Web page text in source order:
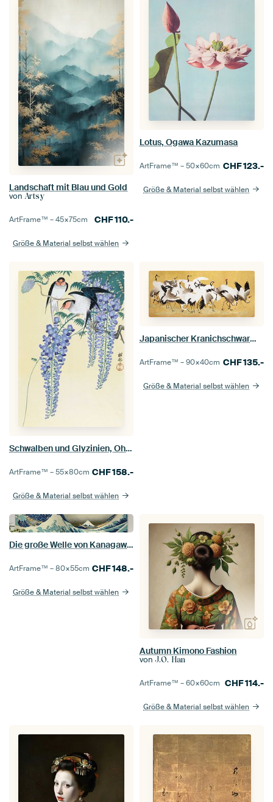
Landschaft mit Blau und Gold
von Artsy
ArtFrame™ –45×75cm CHF110.-
Größe & Material selbst wählen
Lotus, Ogawa Kazumasa
ArtFrame™ –50×60cm CHF123.-
Größe & Material selbst wählen
Schwalben und Glyzinien, Ohara Koson
ArtFrame™ –55×80cm CHF158.-
Größe & Material selbst wählen
Japanischer Kranichschwarm, Ishida Yūtei
ArtFrame™ –90×40cm CHF135.-
Größe & Material selbst wählen
Die große Welle von Kanagawa, Hokusai
ArtFrame™ –80×55cm CHF148.-
Größe & Material selbst wählen
Autumn Kimono Fashion
von J.O. Han
ArtFrame™ –60×60cm CHF114.-
Größe & Material selbst wählen